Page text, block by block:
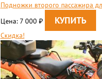
Подножки второго пассажира
Цена: 7 000 ₽
Скидка!